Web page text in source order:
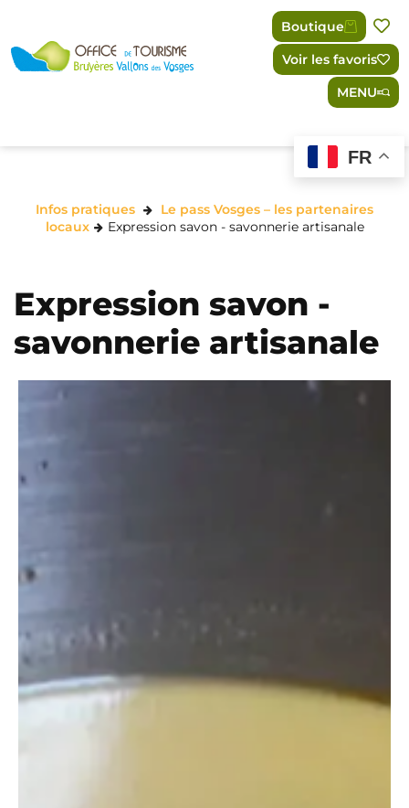
Boutique
Voir les favoris
MENU
FR
Infos pratiques
Le pass Vosges – les partenaires
locaux
Expression savon - savonnerie artisanale
Expression savon -
savonnerie artisanale